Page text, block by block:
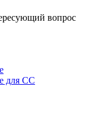
вопрос
для СС